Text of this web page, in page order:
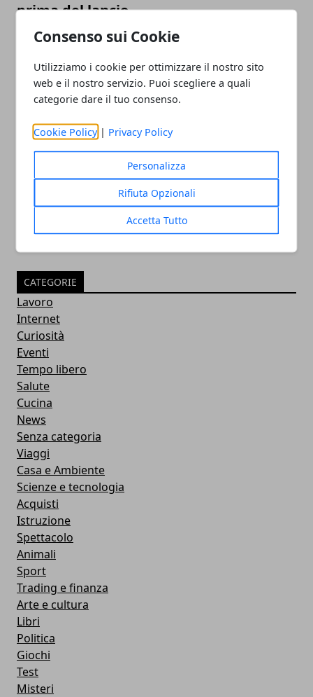
Consenso sui Cookie
Utilizziamo i cookie per ottimizzare il nostro sito
web e il nostro servizio. Puoi scegliere a quali
categorie dare il tuo consenso.
Cookie Policy | Privacy Policy
Personalizza
Rifiuta Opzionali
Accetta Tutto
prima del lancio
SEO per e-commerce: i consigli per
gestirla al meglio
CATEGORIE
Lavoro
Internet
Curiosità
Eventi
Tempo libero
Salute
Cucina
News
Senza categoria
Viaggi
Casa e Ambiente
Scienze e tecnologia
Acquisti
Istruzione
Spettacolo
Animali
Sport
Trading e finanza
Arte e cultura
Libri
Politica
Giochi
Test
Misteri